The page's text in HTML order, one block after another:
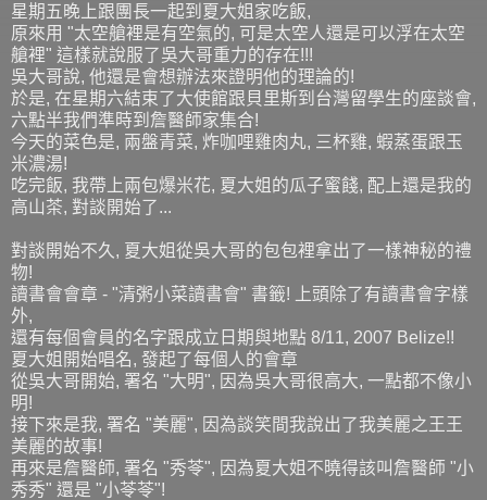
星期五晚上跟團長一起到夏大姐家吃飯,
原來用 "太空艙裡是有空氣的, 可是太空人還是可以浮在太空
艙裡" 這樣就說服了吳大哥重力的存在!!!
吳大哥說, 他還是會想辦法來證明他的理論的!
於是, 在星期六結束了大使館跟貝里斯到台灣留學生的座談會,
六點半我們準時到詹醫師家集合!
今天的菜色是, 兩盤青菜, 炸咖哩雞肉丸, 三杯雞, 蝦蒸蛋跟玉
米濃湯!
吃完飯, 我帶上兩包爆米花, 夏大姐的瓜子蜜餞, 配上還是我的
高山茶, 對談開始了...
對談開始不久, 夏大姐從吳大哥的包包裡拿出了一樣神秘的禮
物!
讀書會會章 - "清粥小菜讀書會" 書籤! 上頭除了有讀書會字樣
外,
還有每個會員的名字跟成立日期與地點 8/11, 2007 Belize!!
夏大姐開始唱名, 發起了每個人的會章
從吳大哥開始, 署名 "大明", 因為吳大哥很高大, 一點都不像小
明!
接下來是我, 署名 "美麗", 因為談笑間我說出了我美麗之王王
美麗的故事!
再來是詹醫師, 署名 "秀苓", 因為夏大姐不曉得該叫詹醫師 "小
秀秀" 還是 "小苓苓"!